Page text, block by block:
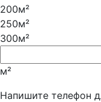
200м²
250м²
300м²
м²
Напишите телефон